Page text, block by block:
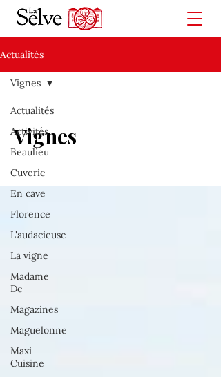
Actualités
Actualités
Activités
Beaulieu
Cuverie
En cave
Florence
L'audacieuse
La vigne
Madame
De
Magazines
Maguelonne
Maxi
Cuisine
Vignes
Vignes